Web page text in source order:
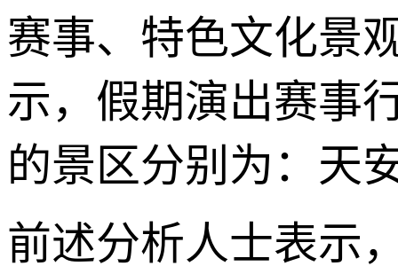
赛事、特色文化景
示，假期演出赛事
的景区分别为：天
前述分析人士表示